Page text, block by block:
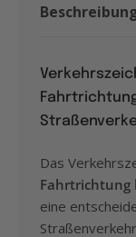
Das
Fahrtrichtung
eine